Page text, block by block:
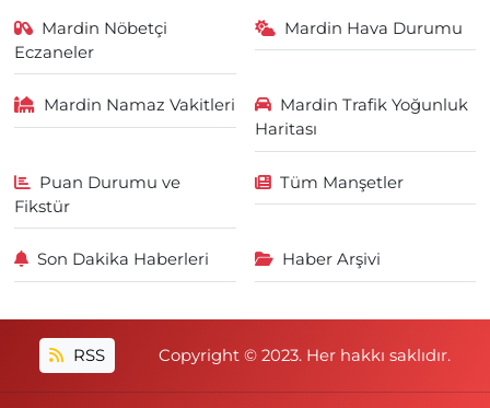
Mardin Nöbetçi
Eczaneler
Mardin Hava Durumu
Mardin Namaz Vakitleri
Mardin Trafik Yoğunluk
Haritası
Puan Durumu ve
Fikstür
Tüm Manşetler
Son Dakika Haberleri Haber Arşivi
RSS Copyright © 2023. Her hakkı saklıdır.